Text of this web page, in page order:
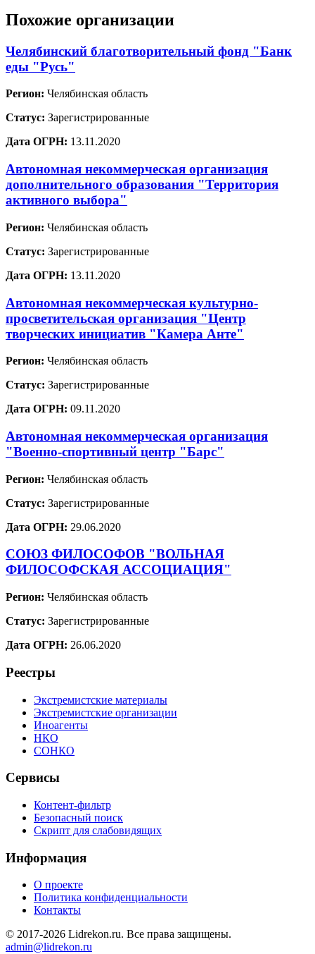
Похожие организации
Челябинский благотворительный фонд "Банк
еды "Русь"
Регион: Челябинская область
Статус: Зарегистрированные
Дата ОГРН: 13.11.2020
Автономная некоммерческая организация
дополнительного образования "Территория
активного выбора"
Регион: Челябинская область
Статус: Зарегистрированные
Дата ОГРН: 13.11.2020
Автономная некоммерческая культурно-
просветительская организация "Центр
творческих инициатив "Камера Анте"
Регион: Челябинская область
Статус: Зарегистрированные
Дата ОГРН: 09.11.2020
Автономная некоммерческая организация
"Военно-спортивный центр "Барс"
Регион: Челябинская область
Статус: Зарегистрированные
Дата ОГРН: 29.06.2020
СОЮЗ ФИЛОСОФОВ "ВОЛЬНАЯ
ФИЛОСОФСКАЯ АССОЦИАЦИЯ"
Регион: Челябинская область
Статус: Зарегистрированные
Дата ОГРН: 26.06.2020
Реестры
Экстремистские материалы
Экстремистские организации
Иноагенты
НКО
СОНКО
Сервисы
Контент-фильтр
Безопасный поиск
Скрипт для слабовидящих
Информация
О проекте
Политика конфиденциальности
Контакты
© 2017-2026 Lidrekon.ru. Все права защищены.
admin@lidrekon.ru